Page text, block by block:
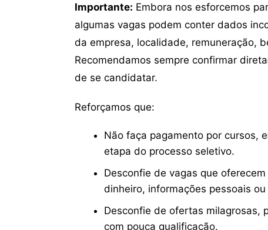
Importante: Embora nos esforcemos
algumas vagas podem conter dados
da empresa, localidade, remuneração,
Recomendamos sempre confirmar
de se candidatar.
Reforçamos que:
Não faça pagamento por cursos,
etapa do processo seletivo.
Desconfie de vagas que
dinheiro, informações pessoais
Desconfie de ofertas milagrosas,
com pouca qualificação.